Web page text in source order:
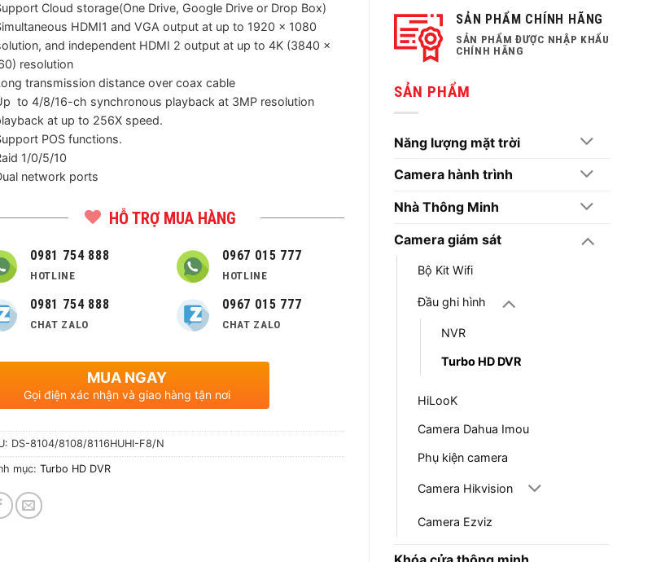
SẢN PHẨM CHÍNH HÃNG
SẢN PHẨM ĐƯỢC NHẬP KHẨU
CHÍNH HÃNG
SẢN PHẨM
Năng lượng mặt trời
Camera hành trình
Nhà Thông Minh
Camera giám sát
Bộ Kit Wifi
Đầu ghi hình
NVR
Turbo HD DVR
HiLooK
Camera Dahua Imou
Phụ kiện camera
Camera Hikvision
Camera Ezviz
Cloud storage(One Drive, Google Drive or Drop Box)
HDMI1 and VGA output at up to 1920 × 1080
and independent HDMI 2 output at up to 4K (3840 ×
resolution
transmission distance over coax cable
to 4/8/16-ch synchronous playback at 3MP resolution
at up to 256X speed.
POS functions.
1/0/5/10
network ports
HỖ TRỢ MUA HÀNG
0981 754 888
HOTLINE
0981 754 888
CHAT ZALO
0967 015 777
HOTLINE
0967 015 777
CHAT ZALO
MUA NGAY
Gọi điện xác nhận và giao hàng tận nơi
DS-8104/8108/8116HUHI-F8/N
mục: Turbo HD DVR